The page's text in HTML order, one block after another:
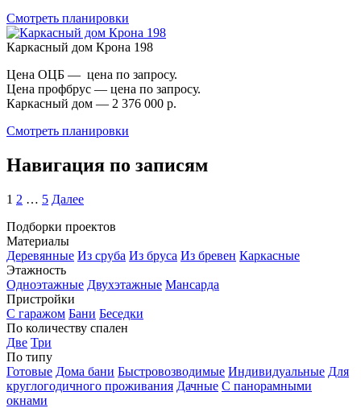
Смотреть планировки
Каркасный дом Крона 198
Цена ОЦБ — цена по запросу.
Цена профбрус — цена по запросу.
Каркасный дом — 2 376 000 р.
Смотреть планировки
Навигация по записям
1 2 … 5 Далее
Подборки проектов
Материалы
Деревянные Из сруба Из бруса Из бревен Каркасные
Этажность
Одноэтажные Двухэтажные Мансарда
Пристройки
С гаражом Бани Беседки
По количеству спален
Две Три
По типу
Готовые Дома бани Быстровозводимые Индивидуальные Для
круглогодичного проживания Дачные С панорамными
окнами